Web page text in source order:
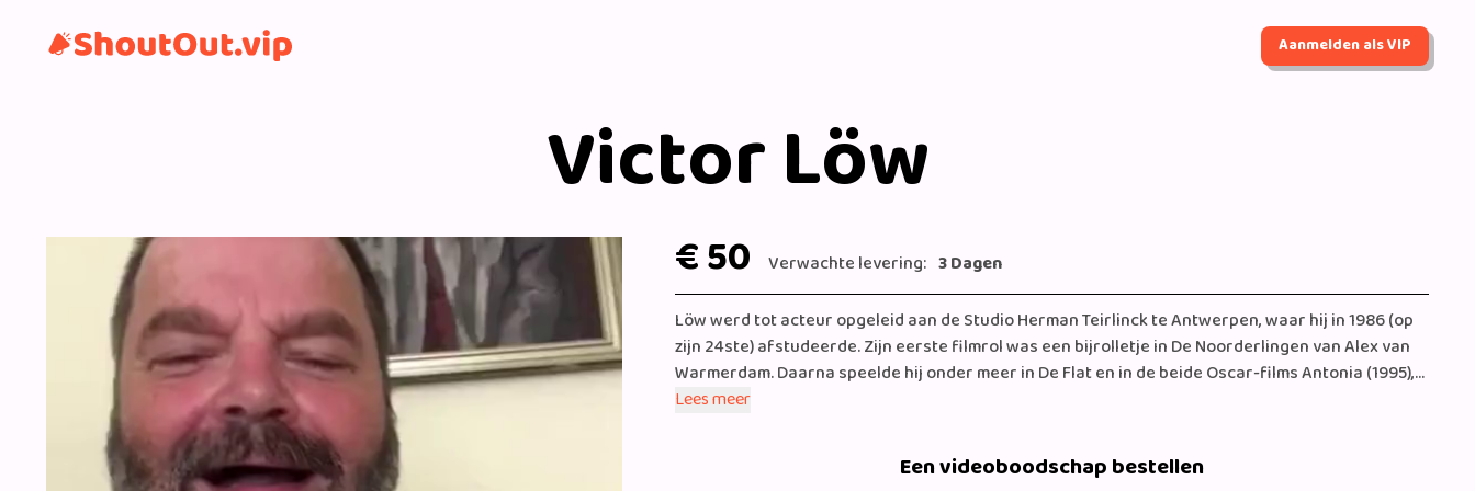
Aanmelden als VIP
Victor Löw
€ 50 Verwachte levering: 3 Dagen
Löw werd tot acteur opgeleid aan de Studio Herman Teirlinck te Antwerpen, waar hij in 1986 (op
zijn 24ste) afstudeerde. Zijn eerste filmrol was een bijrolletje in De Noorderlingen van Alex van
Warmerdam. Daarna speelde hij onder meer in De Flat en in de beide Oscar-films Antonia (1995),
en Karakter (1997). Hierna was hij een veelgevraagd acteur, die onder meer meespeelde in Rent a
Gouden Kalf. In 2004 speelde Löw een rolletje in Floris. Daarnaast deed Löw televisiewerk. Hij
was voor het eerst op televisie te zien in Tijd van Leven (1996) en verder onder meer in Het jaar
Lees meer
Een videoboodschap bestellen